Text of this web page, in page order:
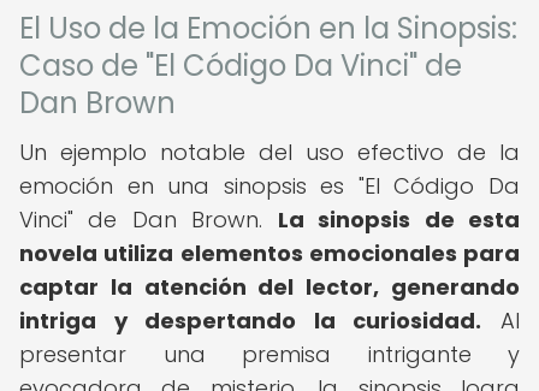
El Uso de la Emoción en la Sinopsis:
Caso de "El Código Da Vinci" de
Dan Brown
Un ejemplo notable del uso efectivo de la
emoción en una sinopsis es "El Código Da
Vinci" de Dan Brown. La sinopsis de esta
novela utiliza elementos emocionales para
captar la atención del lector, generando
intriga y despertando la curiosidad. Al
presentar una premisa intrigante y